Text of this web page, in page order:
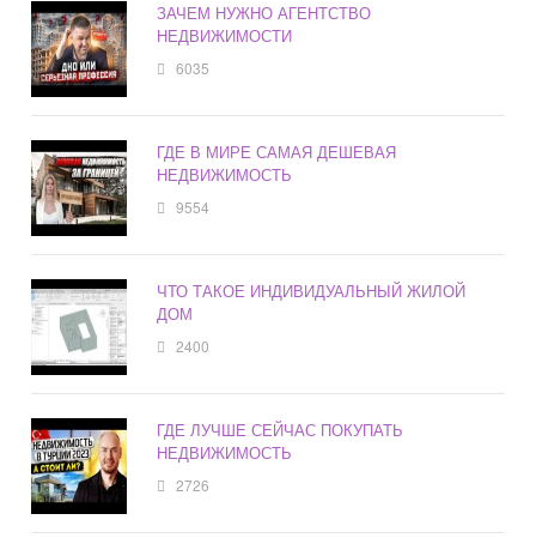
ЗАЧЕМ НУЖНО АГЕНТСТВО
НЕДВИЖИМОСТИ
6035
ГДЕ В МИРЕ САМАЯ ДЕШЕВАЯ
НЕДВИЖИМОСТЬ
9554
ЧТО ТАКОЕ ИНДИВИДУАЛЬНЫЙ ЖИЛОЙ
ДОМ
2400
ГДЕ ЛУЧШЕ СЕЙЧАС ПОКУПАТЬ
НЕДВИЖИМОСТЬ
2726